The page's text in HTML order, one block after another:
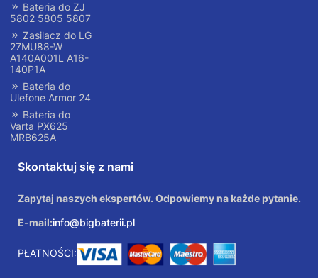
Bateria do ZJ
5802 5805 5807
Zasilacz do LG
27MU88-W
A140A001L A16-
140P1A
Bateria do
Ulefone Armor 24
Bateria do
Varta PX625
MRB625A
Skontaktuj się z nami
Zapytaj naszych ekspertów. Odpowiemy na każde pytanie.
E-mail:info@bigbaterii.pl
PŁATNOŚCI: